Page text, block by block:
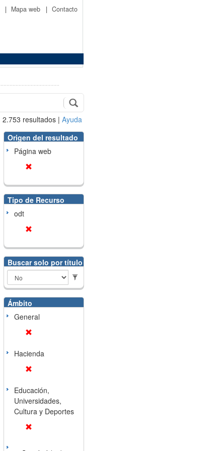
| Mapa web | Contacto
2.753 resultados | Ayuda
Origen del resultado
Página web
Tipo de Recurso
odt
Buscar solo por título
Ámbito
General
Hacienda
Educación,
Universidades,
Cultura y Deportes